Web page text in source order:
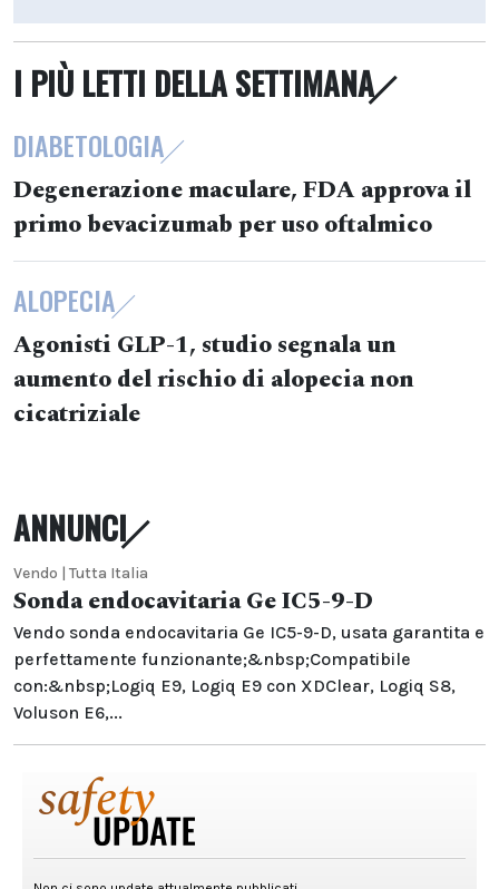
I PIÙ LETTI DELLA SETTIMANA
DIABETOLOGIA
Degenerazione maculare, FDA approva il
primo bevacizumab per uso oftalmico
ALOPECIA
Agonisti GLP-1, studio segnala un
aumento del rischio di alopecia non
cicatriziale
ANNUNCI
Vendo | Tutta Italia
Sonda endocavitaria Ge IC5-9-D
Vendo sonda endocavitaria Ge IC5-9-D, usata garantita e
perfettamente funzionante;&nbsp;Compatibile
con:&nbsp;Logiq E9, Logiq E9 con XDClear, Logiq S8,
Voluson E6,...